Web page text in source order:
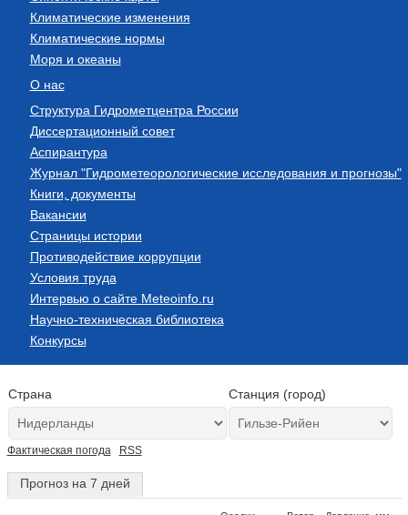
Климатические изменения
Климатические нормы
Моря и океаны
О нас
Структура Гидрометцентра России
Диссертационный совет
Аспирантура
Журнал "Гидрометеорологические исследования и прогнозы"
Книги, документы
Вакансии
Страницы истории
Противодействие коррупции
Условия труда
Интервью о сайте Meteoinfo.ru
Научно-техническая библиотека
Конкурсы
Страна Станция (город)
Фактическая погода RSS
Прогноз на 7 дней